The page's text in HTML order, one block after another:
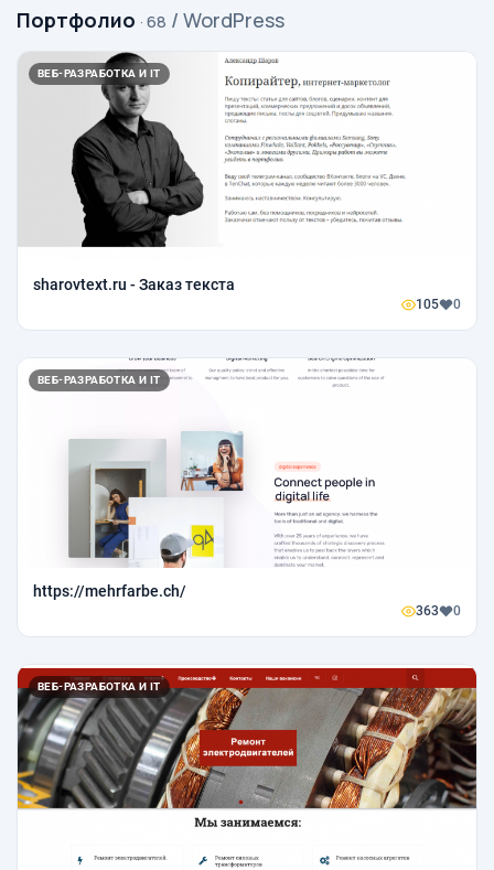
Портфолио · 68 / WordPress
ВЕБ-РАЗРАБОТКА И IT
sharovtext.ru - Заказ текста
105 0
ВЕБ-РАЗРАБОТКА И IT
https://mehrfarbe.ch/
363 0
ВЕБ-РАЗРАБОТКА И IT